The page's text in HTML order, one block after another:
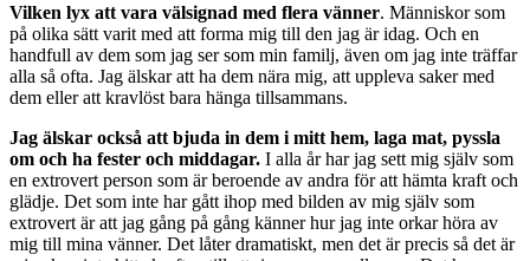
Vilken lyx att vara välsignad med flera vänner. Människor som
på olika sätt varit med att forma mig till den jag är idag. Och en
handfull av dem som jag ser som min familj, även om jag inte träffar
alla så ofta. Jag älskar att ha dem nära mig, att uppleva saker med
dem eller att kravlöst bara hänga tillsammans.
Jag älskar också att bjuda in dem i mitt hem, laga mat, pyssla
om och ha fester och middagar. I alla år har jag sett mig själv som
en extrovert person som är beroende av andra för att hämta kraft och
glädje. Det som inte har gått ihop med bilden av mig själv som
extrovert är att jag gång på gång känner hur jag inte orkar höra av
mig till mina vänner. Det låter dramatiskt, men det är precis så det är